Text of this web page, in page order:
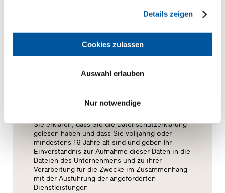
Details zeigen
Cookies zulassen
Auswahl erlauben
Nur notwendige
Sie erklären, dass Sie die Datenschutzerklärung
gelesen haben und dass Sie volljährig oder
mindestens 16 Jahre alt sind und geben Ihr
Einverständnis zur Aufnahme dieser Daten in die
Dateien des Unternehmens und zu ihrer
Verarbeitung für die Zwecke im Zusammenhang
mit der Ausführung der angeforderten
Dienstleistungen